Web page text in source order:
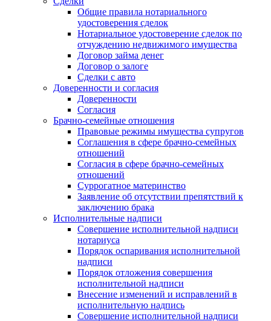
Общие правила нотариального
удостоверения сделок
Нотариальное удостоверение сделок по
отчуждению недвижимого имущества
Договор займа денег
Договор о залоге
Сделки с авто
Доверенности и согласия
Доверенности
Согласия
Брачно-семейные отношения
Правовые режимы имущества супругов
Соглашения в сфере брачно-семейных
отношений
Согласия в сфере брачно-семейных
отношений
Суррогатное материнство
Заявление об отсутствии препятствий к
заключению брака
Исполнительные надписи
Совершение исполнительной надписи
нотариуса
Порядок оспаривания исполнительной
надписи
Порядок отложения совершения
исполнительной надписи
Внесение изменений и исправлений в
исполнительную надпись
Совершение исполнительной надписи